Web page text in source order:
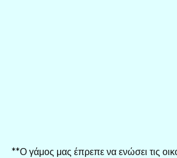
**Ο γάμος μας έπρεπε να ενώσει τις